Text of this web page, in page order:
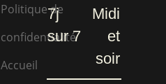
Politique de
confidentialité
Accueil
7j
sur 7
Midi
et
soir